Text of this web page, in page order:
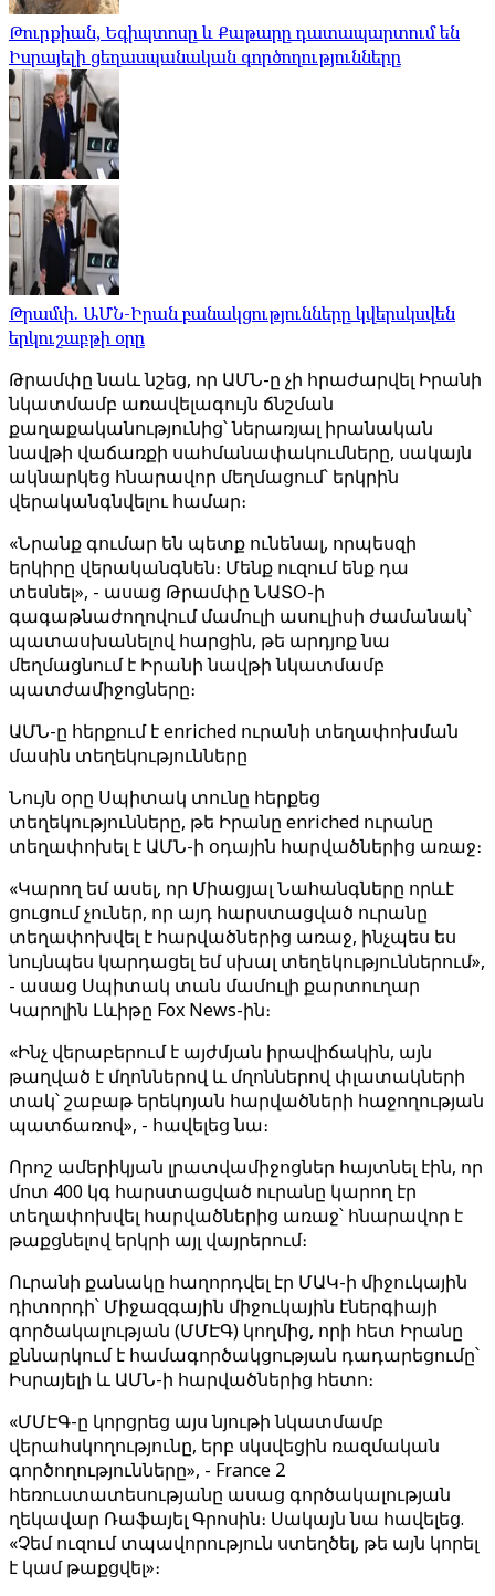
Թուրքիան, Եգիպտոսը և Քաթարը դատապարտում են
Իսրայելի ցեղասպանական գործողությունները
Թրամփ. ԱՄՆ-Իրան բանակցությունները կվերսկսվեն
երկուշաբթի օրը
Թրամփը նաև նշեց, որ ԱՄՆ-ը չի հրաժարվել Իրանի
նկատմամբ առավելագույն ճնշման
քաղաքականությունից՝ ներառյալ իրանական
նավթի վաճառքի սահմանափակումները, սակայն
ակնարկեց հնարավոր մեղմացում՝ երկրին
վերականգնվելու համար։
«Նրանք գումար են պետք ունենալ, որպեսզի
երկիրը վերականգնեն։ Մենք ուզում ենք դա
տեսնել», - ասաց Թրամփը ՆԱՏՕ-ի
գագաթնաժողովում մամուլի ասուլիսի ժամանակ՝
պատասխանելով հարցին, թե արդյոք նա
մեղմացնում է Իրանի նավթի նկատմամբ
պատժամիջոցները։
ԱՄՆ-ը հերքում է enriched ուրանի տեղափոխման
մասին տեղեկությունները
Նույն օրը Սպիտակ տունը հերքեց
տեղեկությունները, թե Իրանը enriched ուրանը
տեղափոխել է ԱՄՆ-ի օդային հարվածներից առաջ։
«Կարող եմ ասել, որ Միացյալ Նահանգները որևէ
ցուցում չուներ, որ այդ հարստացված ուրանը
տեղափոխվել է հարվածներից առաջ, ինչպես ես
նույնպես կարդացել եմ սխալ տեղեկություններում»,
- ասաց Սպիտակ տան մամուլի քարտուղար
Կարոլին Լևիթը Fox News-ին։
«Ինչ վերաբերում է այժմյան իրավիճակին, այն
թաղված է մղոններով և մղոններով փլատակների
տակ՝ շաբաթ երեկոյան հարվածների հաջողության
պատճառով», - հավելեց նա։
Որոշ ամերիկյան լրատվամիջոցներ հայտնել էին, որ
մոտ 400 կգ հարստացված ուրանը կարող էր
տեղափոխվել հարվածներից առաջ՝ հնարավոր է
թաքցնելով երկրի այլ վայրերում։
Ուրանի քանակը հաղորդվել էր ՄԱԿ-ի միջուկային
դիտորդի՝ Միջազգային միջուկային էներգիայի
գործակալության (ՄՄԷԳ) կողմից, որի հետ Իրանը
քննարկում է համագործակցության դադարեցումը՝
Իսրայելի և ԱՄՆ-ի հարվածներից հետո։
«ՄՄԷԳ-ը կորցրեց այս նյութի նկատմամբ
վերահսկողությունը, երբ սկսվեցին ռազմական
գործողությունները», - France 2
հեռուստատեսությանը ասաց գործակալության
ղեկավար Ռաֆայել Գրոսին։ Սակայն նա հավելեց.
«Չեմ ուզում տպավորություն ստեղծել, թե այն կորել
է կամ թաքցվել»։